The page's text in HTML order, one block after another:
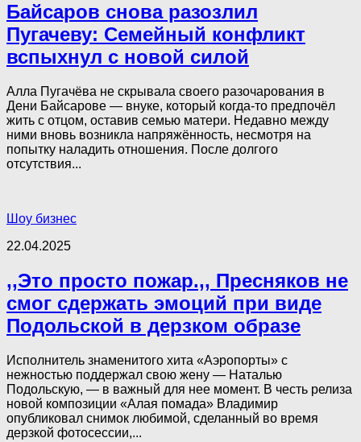
Байсаров снова разозлил
Пугачеву: Семейный конфликт
вспыхнул с новой силой
Алла Пугачёва не скрывала своего разочарования в
Дени Байсарове — внуке, который когда-то предпочёл
жить с отцом, оставив семью матери. Недавно между
ними вновь возникла напряжённость, несмотря на
попытку наладить отношения. После долгого
отсутствия...
Шоу бизнес
22.04.2025
,,Это просто пожар.,, Пресняков не
смог сдержать эмоций при виде
Подольской в дерзком образе
Исполнитель знаменитого хита «Аэропорты» с
нежностью поддержал свою жену — Наталью
Подольскую, — в важный для нее момент. В честь релиза
новой композиции «Алая помада» Владимир
опубликовал снимок любимой, сделанный во время
дерзкой фотосессии,...